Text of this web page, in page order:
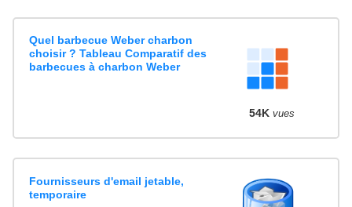
Quel barbecue Weber charbon
choisir ? Tableau Comparatif des
barbecues à charbon Weber
54K vues
Fournisseurs d'email jetable,
temporaire